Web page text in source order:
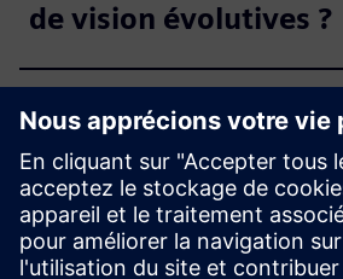
de vision évolutives ?
Qu'est-ce qui rend
Connector facile à
dans les flux de
existants ?